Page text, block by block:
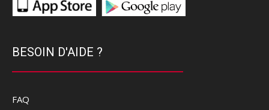
BESOIN D'AIDE ?
FAQ